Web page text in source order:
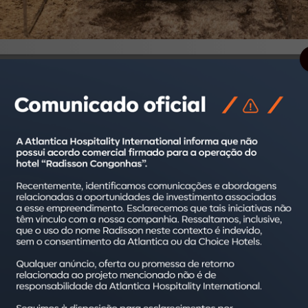
a adição do SJ Premium Hotels, em Goiânia, ao seu
uma das mais belas vistas panorâmicas da cidade.
a pontos turísticos, restaurantes e centros de comércio,
aliás o hotel épet-friendly, ou seja, ospetstambém são bem-
spa
que podem receber encontros corporativos e sociais.
receber os turistas mais exigentes, que buscam boa
ao público goiano com celebrações, convenções,mini-
e na versatilidade” comenta Karla Pitalunga, que atua na